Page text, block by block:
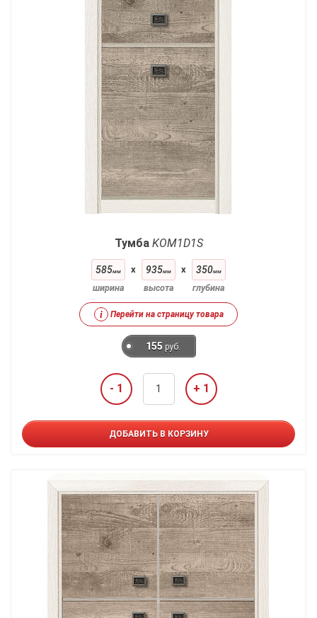
Тумба KOM1D1S
585мм
ширина
x 935мм
высота
x 350мм
глубина
i Перейти на страницу товара
155 руб.
- 1 + 1
ДОБАВИТЬ В КОРЗИНУ